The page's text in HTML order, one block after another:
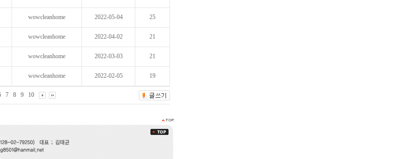
wowcleanhome 2022-05-04 25
wowcleanhome 2022-04-02 21
wowcleanhome 2022-03-03 21
wowcleanhome 2022-02-05 19
7 8 9 10